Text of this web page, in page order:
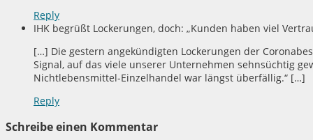
Reply
IHK begrüßt Lockerungen, doch: „Kunden haben viel
[…] Die gestern angekündigten Lockerungen der
Signal, auf das viele unserer Unternehmen sehnsüchtig
Nichtlebensmittel-Einzelhandel war längst überfällig.“ […]
Reply
Schreibe einen Kommentar